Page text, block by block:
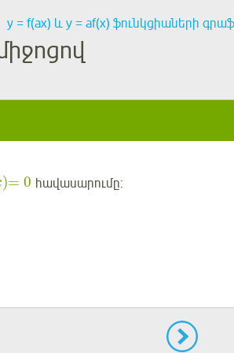
у = f(ax) և у = af(x) ֆունկցիաների
)= 0 հավասարումը: